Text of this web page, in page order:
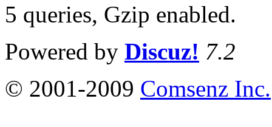
5 queries, Gzip enabled.
Powered by Discuz! 7.2
© 2001-2009 Comsenz Inc.